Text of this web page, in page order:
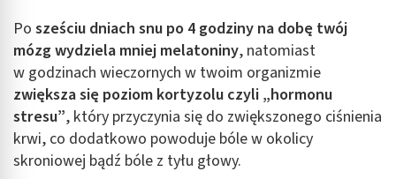
Po sześciu dniach snu po 4 godziny na dobę twój
mózg wydziela mniej melatoniny, natomiast
w godzinach wieczornych w twoim organizmie
zwiększa się poziom kortyzolu czyli „hormonu
stresu”, który przyczynia się do zwiększonego ciśnienia
krwi, co dodatkowo powoduje bóle w okolicy
skroniowej bądź bóle z tyłu głowy.